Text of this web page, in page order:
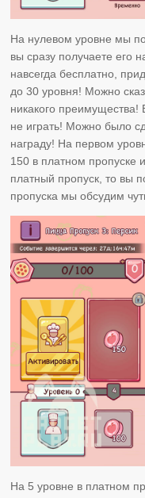
На нулевом уровне мы
вы сразу получаете его
навсегда бесплатно,
до 30 уровня! Можно
никакого преимущества!
не играть! Можно было
награду! На первом
150 в платном пропуске
платный пропуск, то вы
пропуска мы обсудим
На 5 уровне в платном